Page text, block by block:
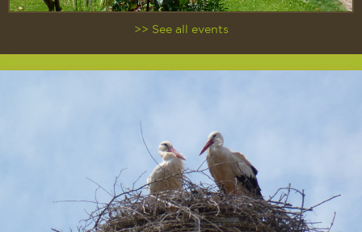
>> See all events